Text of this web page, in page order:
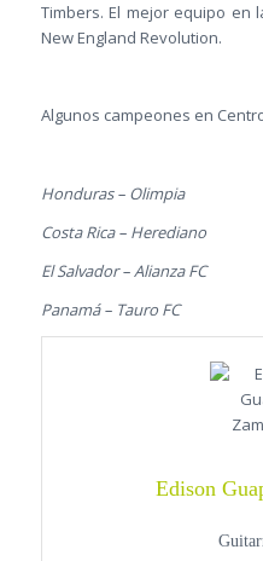
Timbers. El mejor equipo en
New England Revolution.
Algunos campeones en
Honduras – Olimpia
Costa Rica – Herediano
El Salvador – Alianza FC
Panamá – Tauro FC
Edison